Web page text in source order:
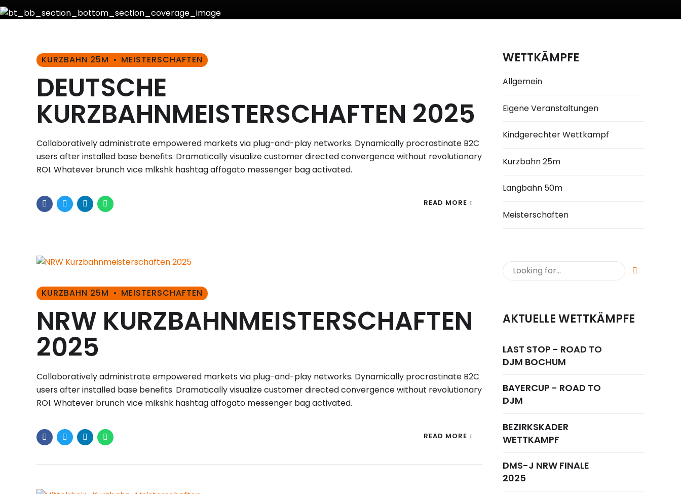
KURZBAHN 25M MEISTERSCHAFTEN
DEUTSCHE
KURZBAHNMEISTERSCHAFTEN 2025
Collaboratively administrate empowered markets via plug-and-play networks. Dynamically procrastinate B2C
users after installed base benefits. Dramatically visualize customer directed convergence without revolutionary
ROI. Whatever brunch vice mlkshk hashtag affogato messenger bag activated.
READ MORE
KURZBAHN 25M MEISTERSCHAFTEN
NRW KURZBAHNMEISTERSCHAFTEN
2025
Collaboratively administrate empowered markets via plug-and-play networks. Dynamically procrastinate B2C
users after installed base benefits. Dramatically visualize customer directed convergence without revolutionary
ROI. Whatever brunch vice mlkshk hashtag affogato messenger bag activated.
READ MORE
WETTKÄMPFE
Allgemein
Eigene Veranstaltungen
Kindgerechter Wettkampf
Kurzbahn 25m
Langbahn 50m
Meisterschaften
AKTUELLE WETTKÄMPFE
LAST STOP - ROAD TO
DJM BOCHUM
BAYERCUP - ROAD TO
DJM
BEZIRKSKADER
WETTKAMPF
DMS-J NRW FINALE
2025